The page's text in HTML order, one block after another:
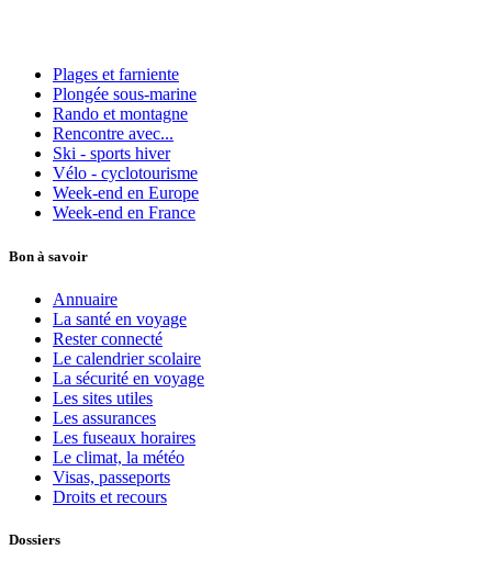
Plages et farniente
Plongée sous-marine
Rando et montagne
Rencontre avec...
Ski - sports hiver
Vélo - cyclotourisme
Week-end en Europe
Week-end en France
Bon à savoir
Annuaire
La santé en voyage
Rester connecté
Le calendrier scolaire
La sécurité en voyage
Les sites utiles
Les assurances
Les fuseaux horaires
Le climat, la météo
Visas, passeports
Droits et recours
Dossiers